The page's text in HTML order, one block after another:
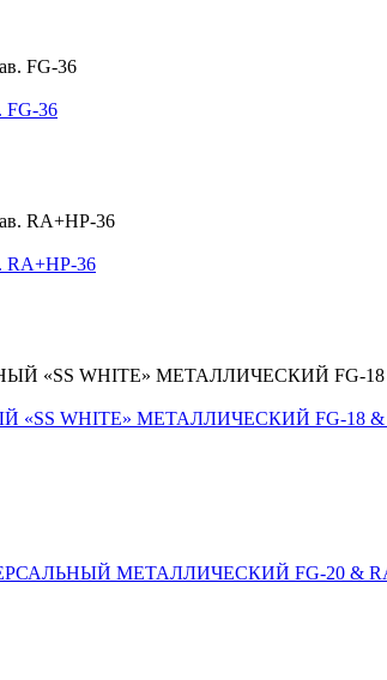
FG-36
RA+HP-36
WHITE» МЕТАЛЛИЧЕСКИЙ FG-18 &
МЕТАЛЛИЧЕСКИЙ FG-20 &